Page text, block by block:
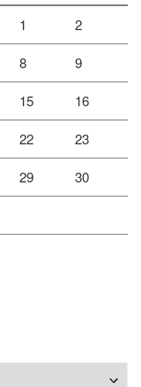
1 2
8 9
15 16
22 23
29 30